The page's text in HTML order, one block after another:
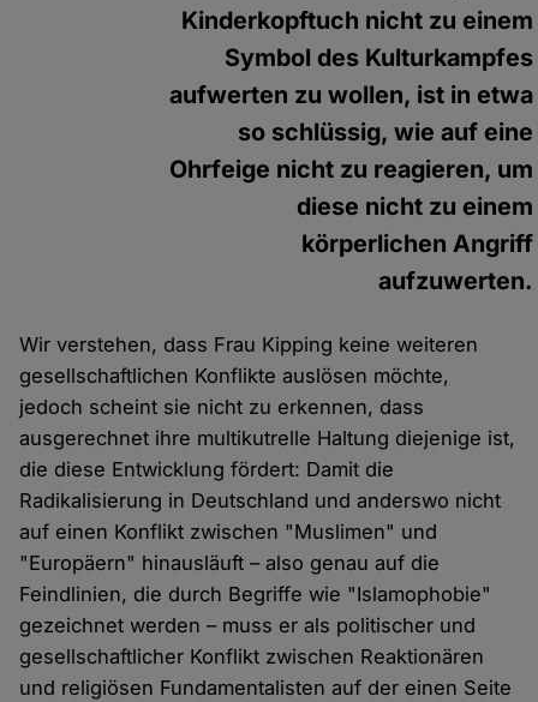
Kinderkopftuch nicht zu einem
Symbol des Kulturkampfes
aufwerten zu wollen, ist in etwa
so schlüssig, wie auf eine
Ohrfeige nicht zu reagieren, um
diese nicht zu einem
körperlichen Angriff
aufzuwerten.
Wir verstehen, dass Frau Kipping keine weiteren
gesellschaftlichen Konflikte auslösen möchte,
jedoch scheint sie nicht zu erkennen, dass
ausgerechnet ihre multikutrelle Haltung diejenige ist,
die diese Entwicklung fördert: Damit die
Radikalisierung in Deutschland und anderswo nicht
auf einen Konflikt zwischen "Muslimen" und
"Europäern" hinausläuft – also genau auf die
Feindlinien, die durch Begriffe wie "Islamophobie"
gezeichnet werden – muss er als politischer und
gesellschaftlicher Konflikt zwischen Reaktionären
und religiösen Fundamentalisten auf der einen Seite